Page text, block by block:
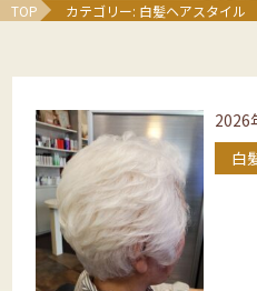
TOP カテゴリー: 白髪ヘアスタイル
2026
白